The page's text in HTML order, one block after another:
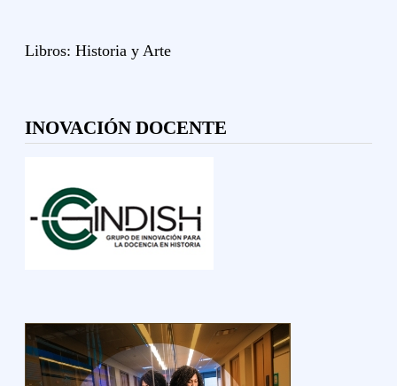
Libros: Historia y Arte
INOVACIÓN DOCENTE